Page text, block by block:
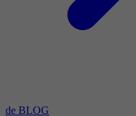
de BLOG